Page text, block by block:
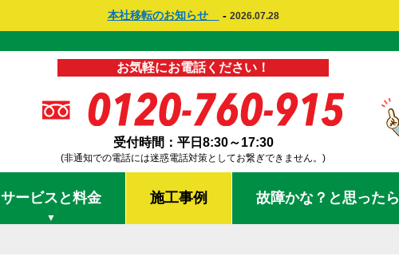
本社移転のお知らせ - 2026.07.28
お気軽にお電話ください！
受付時間：平日8:30～17:30
(非通知での電話には迷惑電話対策としてお繋ぎできません。)
サービスと料金
▼
施工事例 故障かな？と思ったら